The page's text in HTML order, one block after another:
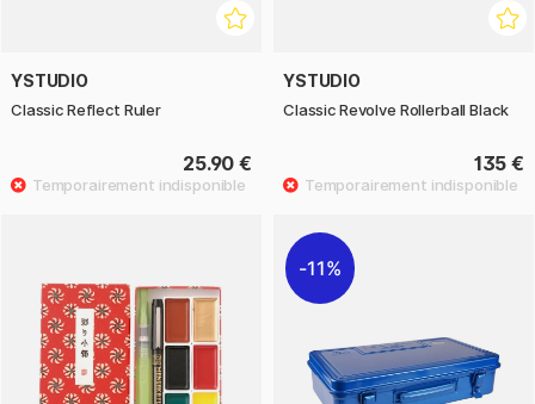
YSTUDIO
Classic Reflect Ruler
25.90 €
YSTUDIO
Classic Revolve Rollerball Black
135 €
11%